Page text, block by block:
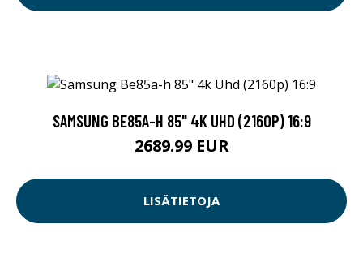
SAMSUNG BE85A-H 85" 4K UHD (2160P) 16:9
2689.99 EUR
LISÄTIETOJA